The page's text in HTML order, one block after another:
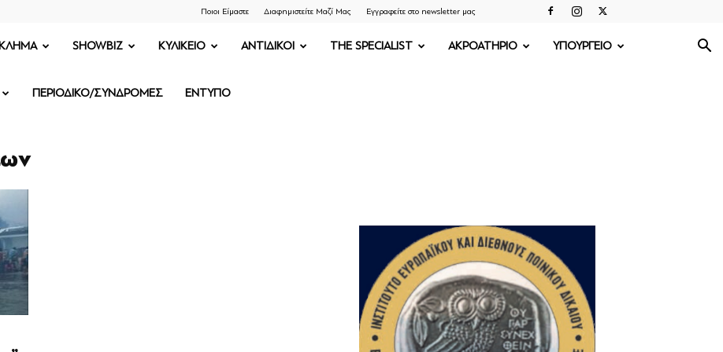
Ποιοι Είμαστε Διαφημιστείτε Μαζί Μας Εγγραφείτε στο newsletter μας
SHOWBIZ ΚΥΛΙΚΕΙΟ ΑΝΤΙΔΙΚΟΙ THE SPECIALIST ΑΚΡΟΑΤΗΡΙΟ ΥΠΟΥΡΓΕΙΟ
ΠΕΡΙΟΔΙΚΟ/ΣΥΝΔΡΟΜΕΣ ΕΝΤΥΠΟ